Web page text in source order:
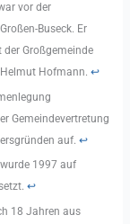
vor der
Buseck. Er
Großgemeinde
Hofmann. ↩︎
Gemeindevertretung
auf. ↩︎
1997 auf
↩︎
18 Jahren aus